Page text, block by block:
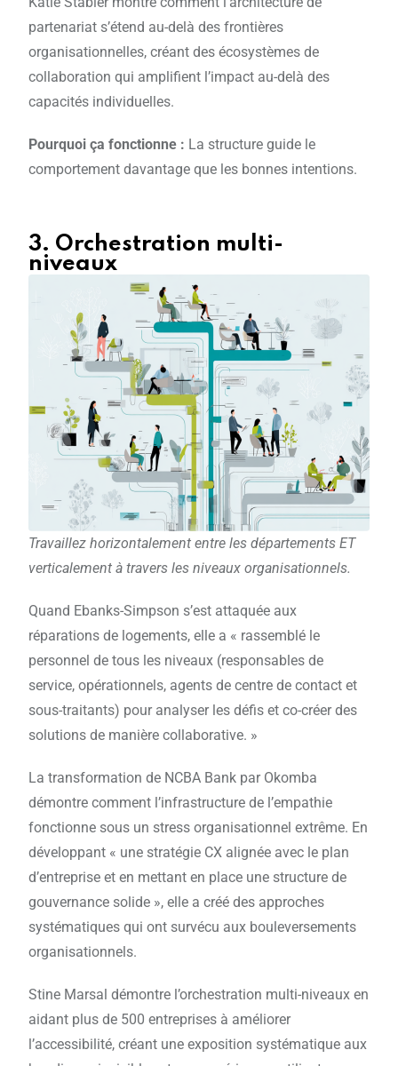
partenariat s’étend au-delà des frontières
organisationnelles, créant des écosystèmes de
collaboration qui amplifient l’impact au-delà des
capacités individuelles.
Pourquoi ça fonctionne : La structure guide le
comportement davantage que les bonnes intentions.
3. Orchestration multi-
niveaux
Travaillez horizontalement entre les départements ET
verticalement à travers les niveaux organisationnels.
Quand Ebanks-Simpson s’est attaquée aux
réparations de logements, elle a « rassemblé le
personnel de tous les niveaux (responsables de
service, opérationnels, agents de centre de contact et
sous-traitants) pour analyser les défis et co-créer des
solutions de manière collaborative. »
La transformation de NCBA Bank par Okomba
démontre comment l’infrastructure de l’empathie
fonctionne sous un stress organisationnel extrême. En
développant « une stratégie CX alignée avec le plan
d’entreprise et en mettant en place une structure de
gouvernance solide », elle a créé des approches
systématiques qui ont survécu aux bouleversements
organisationnels.
Stine Marsal démontre l’orchestration multi-niveaux en
aidant plus de 500 entreprises à améliorer
l’accessibilité, créant une exposition systématique aux